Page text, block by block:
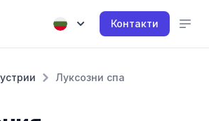
Контакти
Луксозни спа